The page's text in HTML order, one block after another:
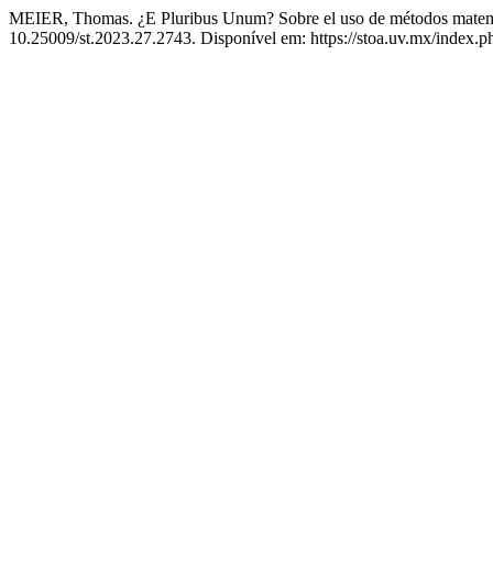
MEIER, Thomas. ¿E Pluribus Unum? Sobre el uso de métodos
10.25009/st.2023.27.2743. Disponível em: https://stoa.uv.mx/